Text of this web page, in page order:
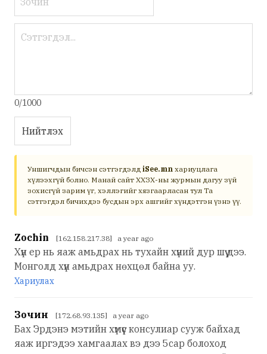
0/1000
Нийтлэх
Уншигчдын бичсэн сэтгэгдэлд iSee.mn хариуцлага
хүлээхгүй болно. Манай сайт ХХЗХ-ны журмын дагуу зүй
зохисгүй зарим үг, хэллэгийг хязгаарласан тул Та
сэтгэгдэл бичихдээ бусдын эрх ашгийг хүндэтгэн үзнэ үү.
Zochin [162.158.217.38] a year ago
Хүн ер нь яаж амьдрах нь тухайн хүний дур шүү дээ.
Монголд хүн амьдрах нөхцөл байна уу.
Хариулах
Зочин [172.68.93.135] a year ago
Бах Эрдэнэ мэтийн хүмүүс консулиар сууж байхад
яаж иргэдээ хамгаалах вэ дээ 5сар болоход